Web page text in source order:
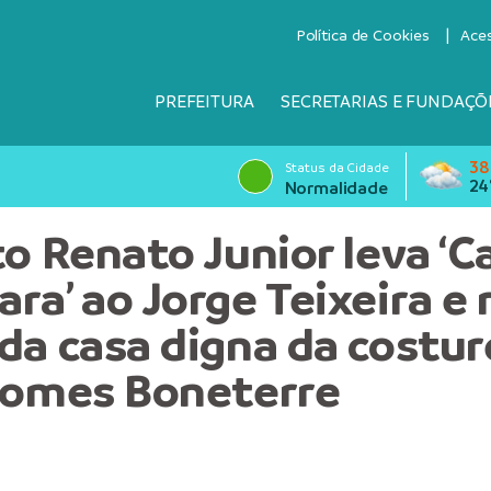
Política de Cookies
PREFEITURA SECRETARIAS E
Status da Cidade
Normalidade
Renato Junior leva
ao Jorge Teixeira e
casa digna da
Boneterre